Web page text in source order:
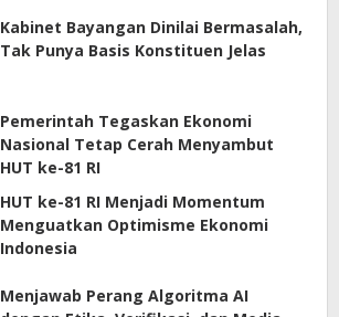
Kabinet Bayangan Dinilai Bermasalah,
Tak Punya Basis Konstituen Jelas
Pemerintah Tegaskan Ekonomi
Nasional Tetap Cerah Menyambut
HUT ke-81 RI
HUT ke-81 RI Menjadi Momentum
Menguatkan Optimisme Ekonomi
Indonesia
Menjawab Perang Algoritma AI